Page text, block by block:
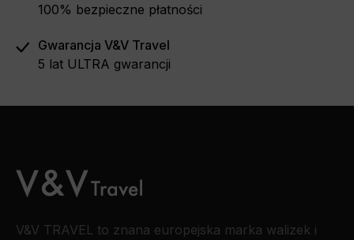
100% bezpieczne płatności
Gwarancja V&V Travel
5 lat ULTRA gwarancji
V&V TRAVEL to znana europejska marka walizek i